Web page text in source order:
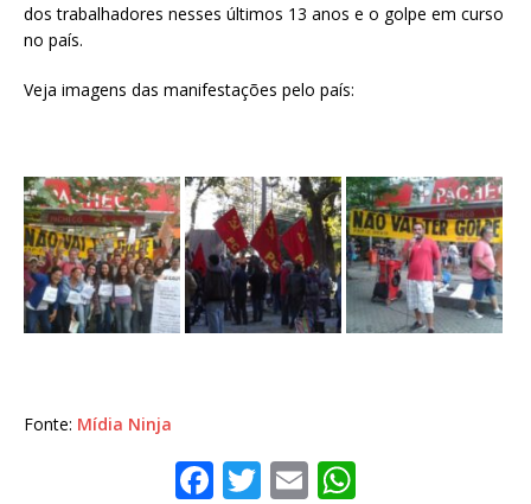
dos trabalhadores nesses últimos 13 anos e o golpe em curso
no país.
Veja imagens das manifestações pelo país:
Fonte: Mídia Ninja
F T E